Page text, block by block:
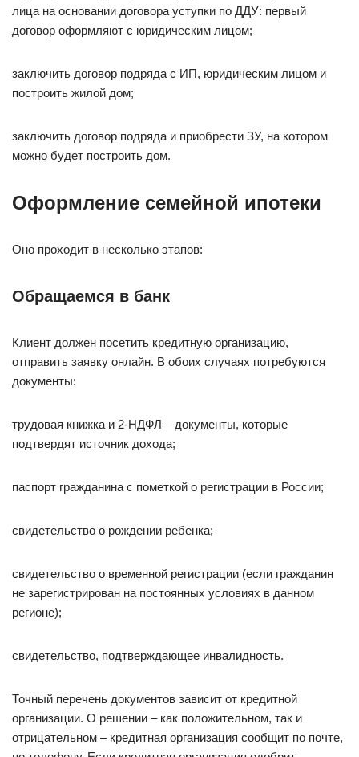
лица на основании договора уступки по ДДУ: первый
договор оформляют с юридическим лицом;
заключить договор подряда с ИП, юридическим лицом и
построить жилой дом;
заключить договор подряда и приобрести ЗУ, на котором
можно будет построить дом.
Оформление семейной ипотеки
Оно проходит в несколько этапов:
Обращаемся в банк
Клиент должен посетить кредитную организацию,
отправить заявку онлайн. В обоих случаях потребуются
документы:
трудовая книжка и 2-НДФЛ – документы, которые
подтвердят источник дохода;
паспорт гражданина с пометкой о регистрации в России;
свидетельство о рождении ребенка;
свидетельство о временной регистрации (если гражданин
не зарегистрирован на постоянных условиях в данном
регионе);
свидетельство, подтверждающее инвалидность.
Точный перечень документов зависит от кредитной
организации. О решении – как положительном, так и
отрицательном – кредитная организация сообщит по почте,